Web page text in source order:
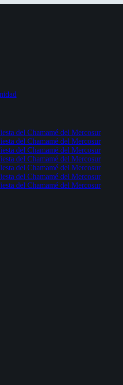
del Chamamé del Mercosur
del Chamamé del Mercosur
del Chamamé del Mercosur
del Chamamé del Mercosur
del Chamamé del Mercosur
del Chamamé del Mercosur
del Chamamé del Mercosur